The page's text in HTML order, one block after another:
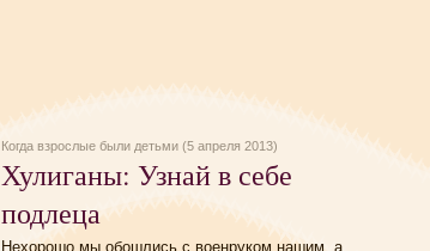
Когда взрослые были детьми (5 апреля 2013)
Хулиганы: Узнай в себе
подлеца
Нехорошо мы обошлись с военруком нашим, а